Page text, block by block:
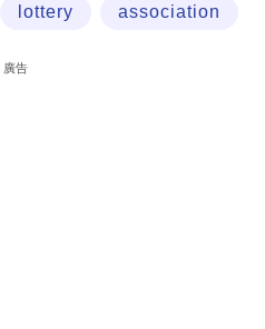
lottery association
廣告